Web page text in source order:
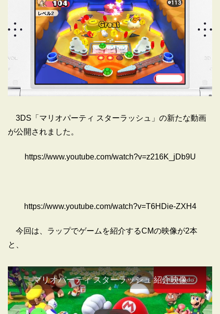
3DS「マリオパーティ スターラッシュ」の新たな動画
が公開されました。
https://www.youtube.com/watch?v=z216K_jDb9U
https://www.youtube.com/watch?v=T6HDie-ZXH4
今回は、ラップでゲームを紹介するCMの映像が2本
と、
マリオパーティ スターラッシュ 紹介映像